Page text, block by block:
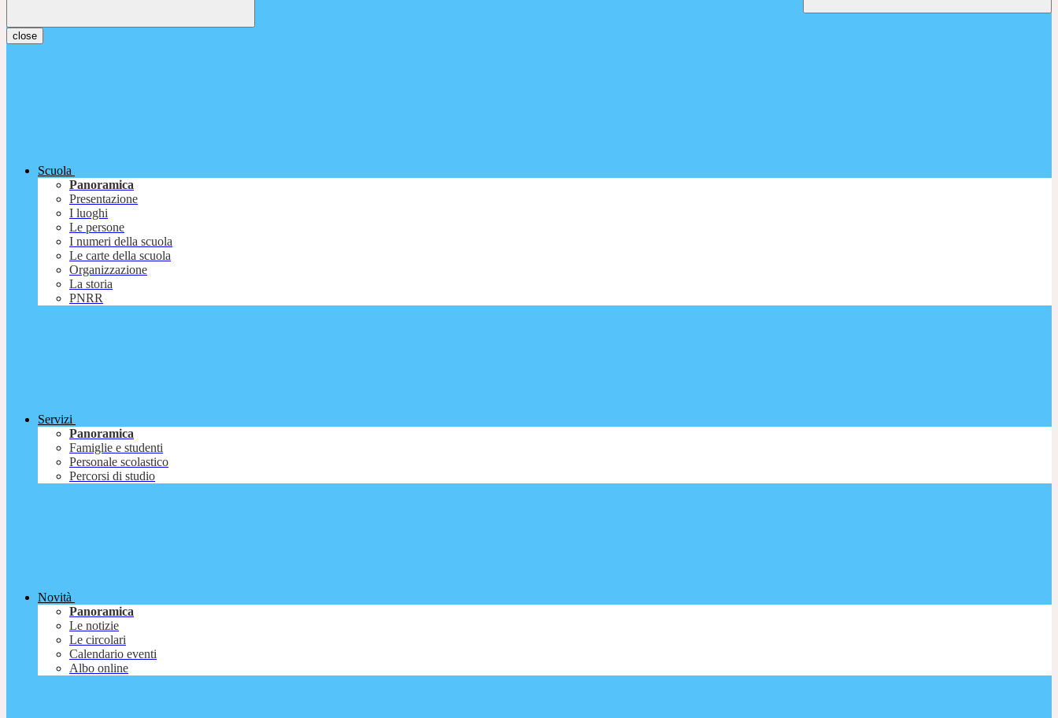
close
Scuola
Panoramica
Presentazione
I luoghi
Le persone
I numeri della scuola
Le carte della scuola
Organizzazione
La storia
PNRR
Servizi
Panoramica
Famiglie e studenti
Personale scolastico
Percorsi di studio
Novità
Panoramica
Le notizie
Le circolari
Calendario eventi
Albo online